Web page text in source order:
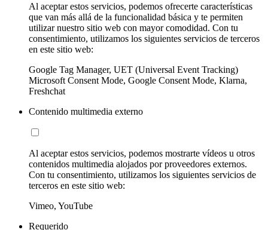
Al aceptar estos servicios, podemos ofrecerte características
que van más allá de la funcionalidad básica y te permiten
utilizar nuestro sitio web con mayor comodidad. Con tu
consentimiento, utilizamos los siguientes servicios de terceros
en este sitio web:
Google Tag Manager, UET (Universal Event Tracking)
Microsoft Consent Mode, Google Consent Mode, Klarna,
Freshchat
Contenido multimedia externo
Al aceptar estos servicios, podemos mostrarte vídeos u otros
contenidos multimedia alojados por proveedores externos.
Con tu consentimiento, utilizamos los siguientes servicios de
terceros en este sitio web:
Vimeo, YouTube
Requerido